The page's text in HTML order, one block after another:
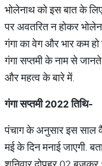
भोलेनाथ को इस बात के
पर अवतरित न होकर
गंगा का वेग और भार कम
गंगा सप्तमी के नाम से
और महत्व के बारे में.
गंगासप्तमी2022तिथि-
पंचाग के अनुसार इस साल
मई के दिन मनाई जाएगी.